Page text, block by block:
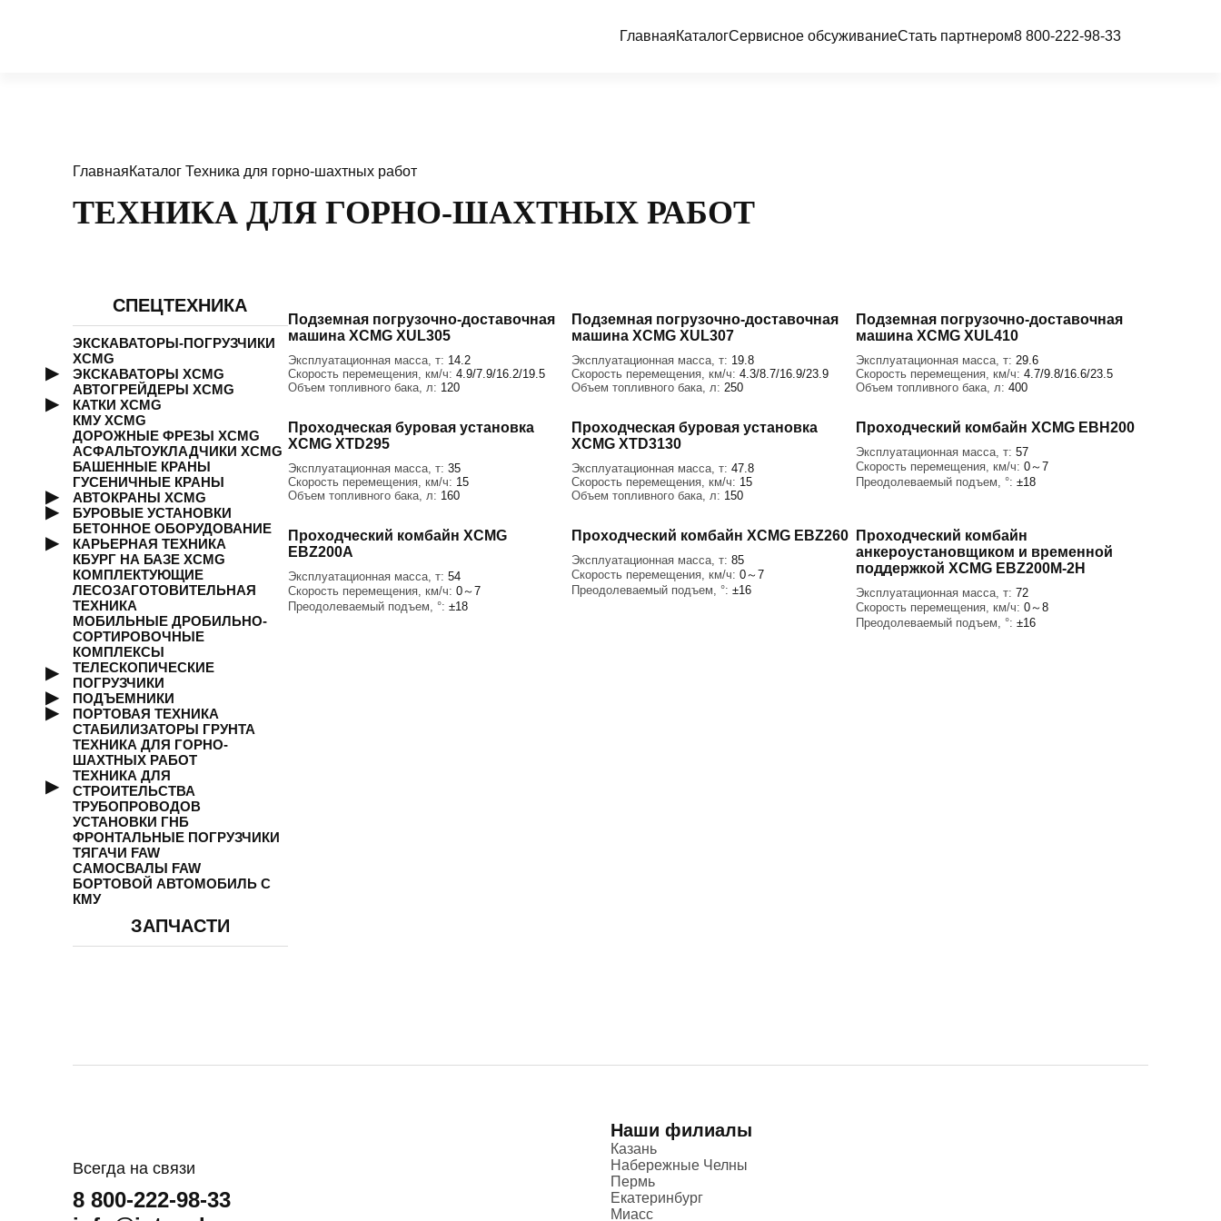
ГлавнаяКаталогСервисное обсуживаниеСтать партнером8 800-222-98-33
ГлавнаяКаталог Техника для горно-шахтных работ
ТЕХНИКА ДЛЯ ГОРНО-ШАХТНЫХ РАБОТ
СПЕЦТЕХНИКА
ЭКСКАВАТОРЫ-ПОГРУЗЧИКИ
XCMG
ЭКСКАВАТОРЫ XCMG
АВТОГРЕЙДЕРЫ XCMG
КАТКИ XCMG
КМУ XCMG
ДОРОЖНЫЕ ФРЕЗЫ XCMG
АСФАЛЬТОУКЛАДЧИКИ XCMG
БАШЕННЫЕ КРАНЫ
ГУСЕНИЧНЫЕ КРАНЫ
АВТОКРАНЫ XCMG
БУРОВЫЕ УСТАНОВКИ
БЕТОННОЕ ОБОРУДОВАНИЕ
КАРЬЕРНАЯ ТЕХНИКА
КБУРГ НА БАЗЕ XCMG
КОМПЛЕКТУЮЩИЕ
ЛЕСОЗАГОТОВИТЕЛЬНАЯ
ТЕХНИКА
МОБИЛЬНЫЕ ДРОБИЛЬНО-
СОРТИРОВОЧНЫЕ
КОМПЛЕКСЫ
ТЕЛЕСКОПИЧЕСКИЕ
ПОГРУЗЧИКИ
ПОДЪЕМНИКИ
ПОРТОВАЯ ТЕХНИКА
СТАБИЛИЗАТОРЫ ГРУНТА
ТЕХНИКА ДЛЯ ГОРНО-
ШАХТНЫХ РАБОТ
ТЕХНИКА ДЛЯ
СТРОИТЕЛЬСТВА
ТРУБОПРОВОДОВ
УСТАНОВКИ ГНБ
ФРОНТАЛЬНЫЕ ПОГРУЗЧИКИ
ТЯГАЧИ FAW
САМОСВАЛЫ FAW
БОРТОВОЙ АВТОМОБИЛЬ С
КМУ
ЗАПЧАСТИ
Подземная погрузочно-доставочная
машина XCMG XUL305
Эксплуатационная масса, т: 14.2
Скорость перемещения, км/ч: 4.9/7.9/16.2/19.5
Объем топливного бака, л: 120
Подземная погрузочно-доставочная
машина XCMG XUL307
Эксплуатационная масса, т: 19.8
Скорость перемещения, км/ч:4.3/8.7/16.9/23.9
Объем топливного бака, л:250
Подземная погрузочно-доставочная
машина XCMG XUL410
Эксплуатационная масса, т: 29.6
Скорость перемещения, км/ч: 4.7/9.8/16.6/23.5
Объем топливного бака, л: 400
Проходческая буровая установка
XCMG XTD295
Эксплуатационная масса, т: 35
Скорость перемещения, км/ч: 15
Объем топливного бака, л: 160
Проходческая буровая установка
XCMG XTD3130
Эксплуатационная масса, т:47.8
Скорость перемещения, км/ч: 15
Объем топливного бака, л: 150
Проходческий комбайн XCMG EBH200
Эксплуатационная масса, т: 57
Скорость перемещения, км/ч: 0～7
Преодолеваемый подъем, °: ±18
Проходческий комбайн XCMG
EBZ200A
Эксплуатационная масса, т: 54
Скорость перемещения, км/ч: 0～7
Преодолеваемый подъем, °: ±18
Проходческий комбайн XCMG EBZ260
Эксплуатационная масса, т:85
Скорость перемещения, км/ч:0～7
Преодолеваемый подъем, °:±16
Проходческий комбайн
анкероустановщиком и временной
поддержкой XCMG EBZ200M-2H
Эксплуатационная масса, т: 72
Скорость перемещения, км/ч: 0～8
Преодолеваемый подъем, °: ±16
Всегда на связи
8 800-222-98-33
Наши филиалы
Казань
Набережные Челны
Пермь
Екатеринбург
Миасс